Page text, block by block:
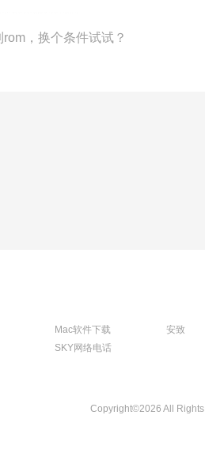
，换个条件试试？
Mac软件下载 安致
SKY网络电话
Copyright©2026 All